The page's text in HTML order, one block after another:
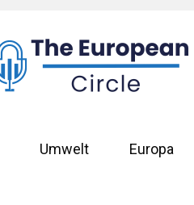
Umwelt Europa